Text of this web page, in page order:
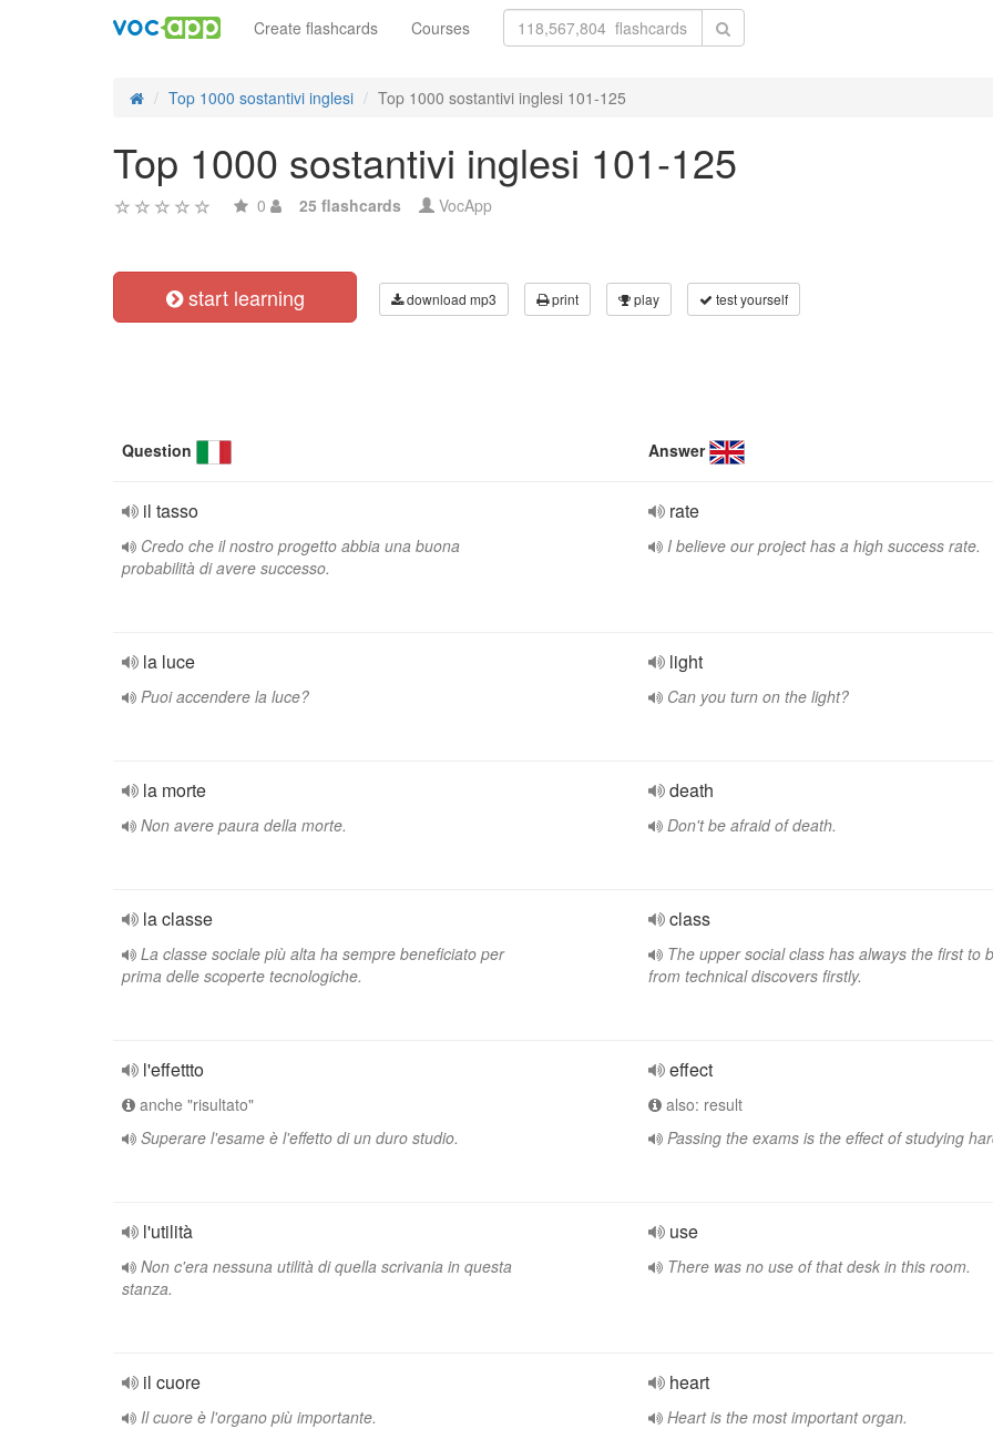
Create flashcards Courses
Top 1000 sostantivi inglesi Top 1000 sostantivi inglesi 101-125
Top 1000 sostantivi inglesi 101-125
0 25 flashcards VocApp
start learning download mp3 print play test yourself
Question Answer
il tasso
Credo che il nostro progetto abbia una buona
probabilità di avere successo.
rate
I believe our project has a high success rate.
la luce
Puoi accendere la luce?
light
Can you turn on the light?
la morte
Non avere paura della morte.
death
Don't be afraid of death.
la classe
La classe sociale più alta ha sempre beneficiato per
prima delle scoperte tecnologiche.
class
The upper social class has always the first to
from technical discovers firstly.
l'effettto
anche "risultato"
Superare l'esame è l'effetto di un duro studio.
effect
also: result
Passing the exams is the effect of studying
l'utilità
Non c'era nessuna utilità di quella scrivania in questa
stanza.
use
There was no use of that desk in this room.
il cuore
Il cuore è l'organo più importante.
heart
Heart is the most important organ.